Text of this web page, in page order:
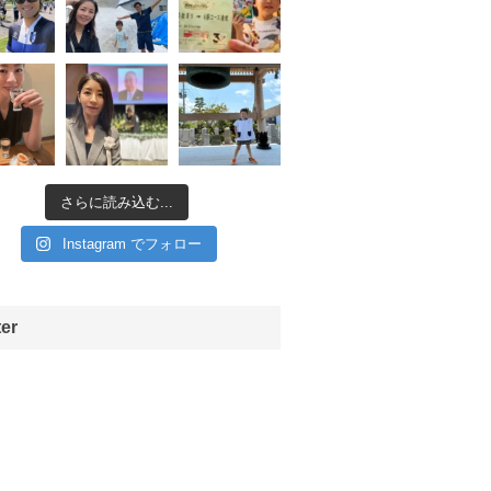
さらに読み込む...
Instagram でフォロー